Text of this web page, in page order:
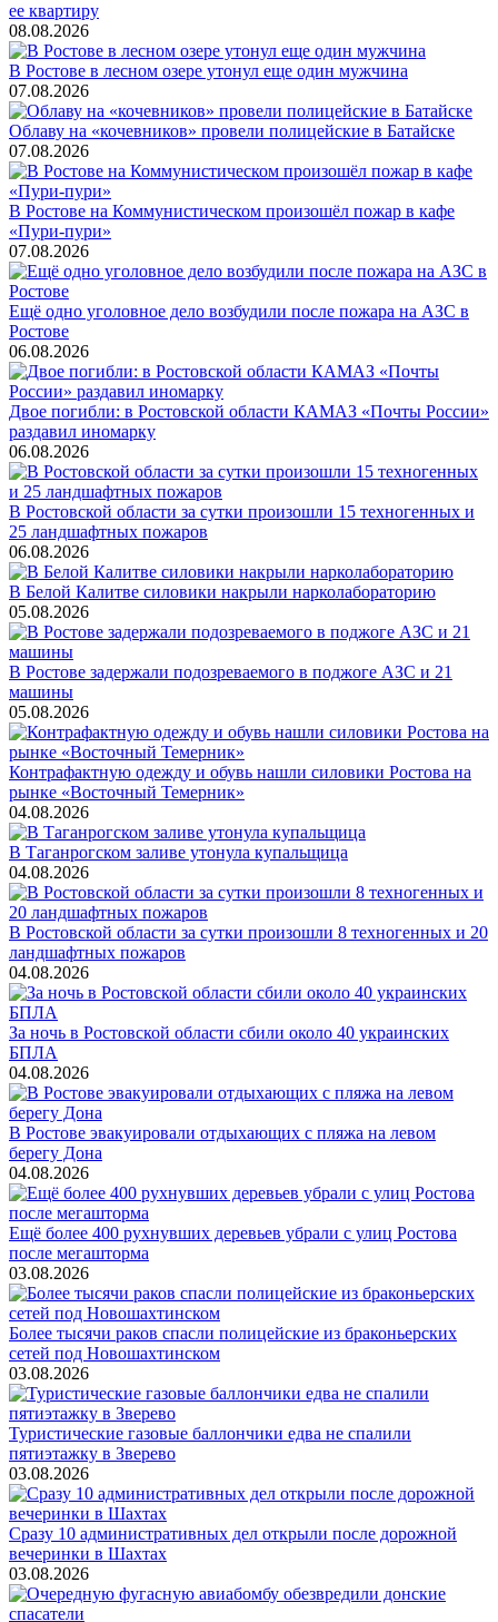
ее квартиру
08.08.2026
В Ростове в лесном озере утонул еще один мужчина
07.08.2026
Облаву на «кочевников» провели полицейские в Батайске
07.08.2026
В Ростове на Коммунистическом произошёл пожар в кафе
«Пури-пури»
07.08.2026
Ещё одно уголовное дело возбудили после пожара на АЗС в
Ростове
06.08.2026
Двое погибли: в Ростовской области КАМАЗ «Почты России»
раздавил иномарку
06.08.2026
В Ростовской области за сутки произошли 15 техногенных и
25 ландшафтных пожаров
06.08.2026
В Белой Калитве силовики накрыли нарколабораторию
05.08.2026
В Ростове задержали подозреваемого в поджоге АЗС и 21
машины
05.08.2026
Контрафактную одежду и обувь нашли силовики Ростова на
рынке «Восточный Темерник»
04.08.2026
В Таганрогском заливе утонула купальщица
04.08.2026
В Ростовской области за сутки произошли 8 техногенных и 20
ландшафтных пожаров
04.08.2026
За ночь в Ростовской области сбили около 40 украинских
БПЛА
04.08.2026
В Ростове эвакуировали отдыхающих с пляжа на левом
берегу Дона
04.08.2026
Ещё более 400 рухнувших деревьев убрали с улиц Ростова
после мегашторма
03.08.2026
Более тысячи раков спасли полицейские из браконьерских
сетей под Новошахтинском
03.08.2026
Туристические газовые баллончики едва не спалили
пятиэтажку в Зверево
03.08.2026
Сразу 10 административных дел открыли после дорожной
вечеринки в Шахтах
03.08.2026